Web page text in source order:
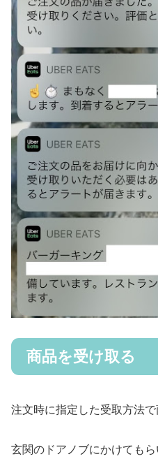
商品を受け取る
注文時に指定した受取方法で
玄関のドアノブにかけても